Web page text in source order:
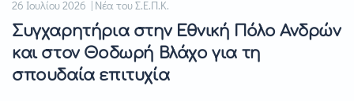
26 Ιουλίου 2026 | Νέα του Σ.Ε.Π.Κ.
Συγχαρητήρια στην Εθνική Πόλο Ανδρών
και στον Θοδωρή Βλάχο για τη
σπουδαία επιτυχία